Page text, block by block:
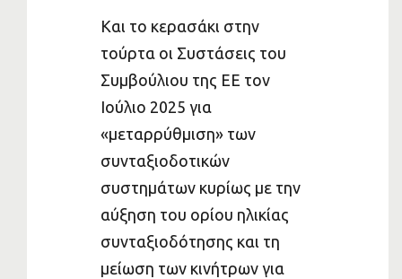
Και το κερασάκι στην
τούρτα οι Συστάσεις του
Συμβούλιου της ΕΕ τον
Ιούλιο 2025 για
«μεταρρύθμιση» των
συνταξιοδοτικών
συστημάτων κυρίως με την
αύξηση του ορίου ηλικίας
συνταξιοδότησης και τη
μείωση των κινήτρων για